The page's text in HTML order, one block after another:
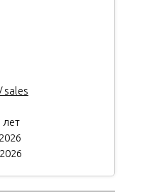
sales
лет